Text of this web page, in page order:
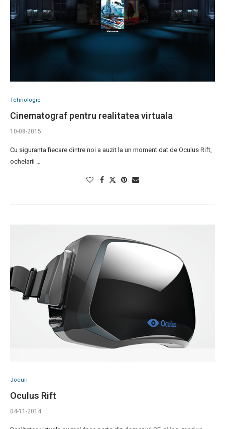
Tehnologie
Cinematograf pentru realitatea virtuala
10-08-2015
Cu siguranta fiecare dintre noi a auzit la un moment dat de Oculus Rift,
ochelarii …
Jocuri
Oculus Rift
04-11-2014